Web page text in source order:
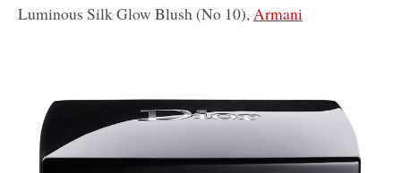
Luminous Silk Glow Blush (No 10), Armani